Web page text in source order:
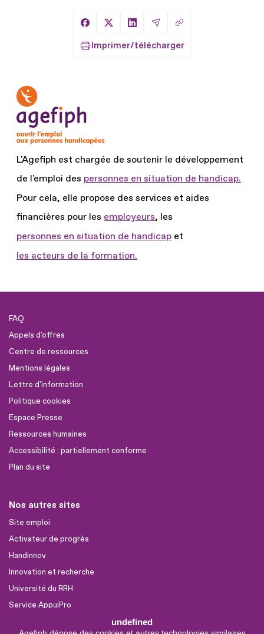
undefined
Partager sur Facebook
Partager sur X
Partager sur LinkedIn
Partager par Email
Copier le lien
Imprimer/télécharger
L'Agefiph est chargée de soutenir le développement
de l'emploi des personnes en situation de handicap.
Pour cela, elle propose des services et aides
financières pour les employeurs, les
personnes en situation de handicap et
les acteurs de la formation.
FAQ
Appels d'offres
Centre de ressources
Mentions légales
Lettre d'information
Politique cookies
Espace Presse
Ressources humaines
Accessibilité : partiellement conforme
Plan du site
Nos autres sites
Site emploi
Activateur de progrès
Handinnov
Innovation et recherche
Université du RRH
Service AppuiPro